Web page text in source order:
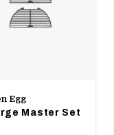
Egg
Master Set